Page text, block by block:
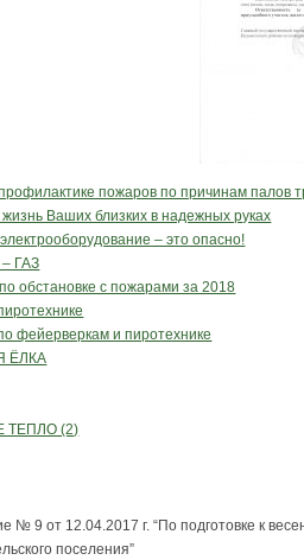
пожаров по причинам палов
Ваших близких в надежных руках
– это опасно!
ГАЗ
обстановке с пожарами за 2018
фейерверкам и пиротехнике
ЁЛКА
ТЕПЛО (2)
№ 9 от 12.04.2017 г. “По подготовке к
поселения”